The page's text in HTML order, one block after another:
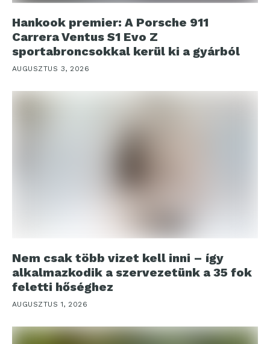
Hankook premier: A Porsche 911
Carrera Ventus S1 Evo Z
sportabroncsokkal kerül ki a gyárból
AUGUSZTUS 3, 2026
Nem csak több vizet kell inni – így
alkalmazkodik a szervezetünk a 35 fok
feletti hőséghez
AUGUSZTUS 1, 2026